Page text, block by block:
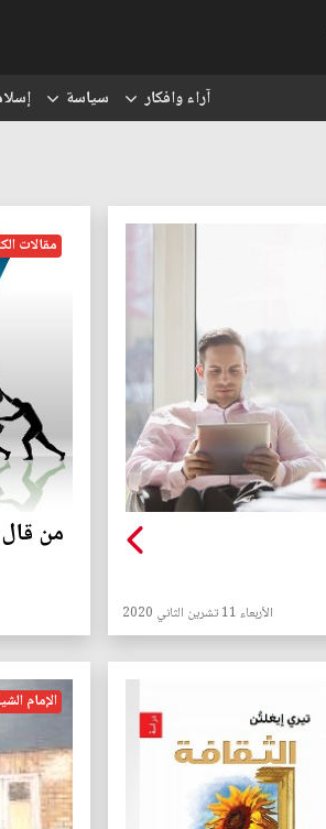
آراء وافكار سياسة
الأربعاء 11 تشرين الثاني 2020
مقالات
من
الإمام